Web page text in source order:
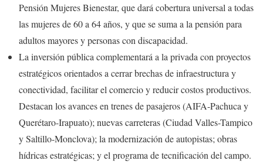
Pensión Mujeres Bienestar, que dará cobertura universal a todas
las mujeres de 60 a 64 años, y que se suma a la pensión para
adultos mayores y personas con discapacidad.
La inversión pública complementará a la privada con proyectos
estratégicos orientados a cerrar brechas de infraestructura y
conectividad, facilitar el comercio y reducir costos productivos.
Destacan los avances en trenes de pasajeros (AIFA-Pachuca y
Querétaro-Irapuato); nuevas carreteras (Ciudad Valles-Tampico
y Saltillo-Monclova); la modernización de autopistas; obras
hídricas estratégicas; y el programa de tecnificación del campo.